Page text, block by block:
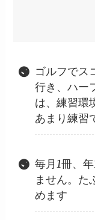
ゴルフでス
行き、ハー
は、練習環
あまり練習
毎月1冊、
ません。た
めます